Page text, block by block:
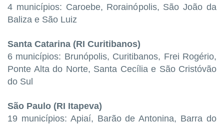
4 municípios: Caroebe, Rorainópolis, São João da
Baliza e São Luiz
Santa Catarina (RI Curitibanos)
6 municípios: Brunópolis, Curitibanos, Frei Rogério,
Ponte Alta do Norte, Santa Cecília e São Cristóvão
do Sul
São Paulo (RI Itapeva)
19 municípios: Apiaí, Barão de Antonina, Barra do